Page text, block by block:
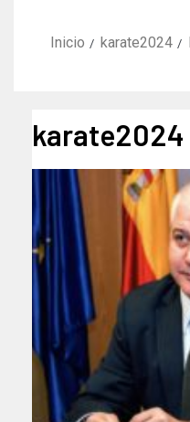
Inicio karate2024
karate2024